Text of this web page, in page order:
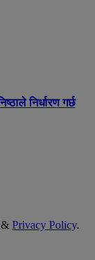
निर्धारण गर्छ
& Privacy Policy.